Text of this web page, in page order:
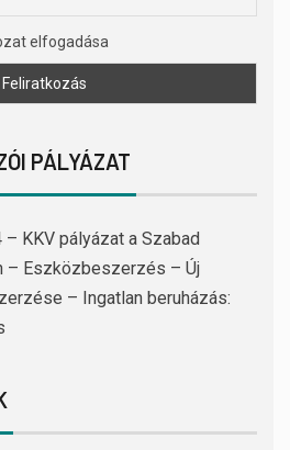
elfogadása
PÁLYÁZAT
KKV pályázat a Szabad
– Eszközbeszerzés – Új
– Ingatlan beruházás: